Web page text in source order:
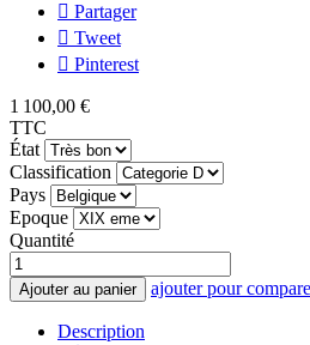
Partager
Tweet
Pinterest
1 100,00 €
TTC
État
Classification
Pays
Epoque
Quantité
Ajouter au panier ajouter pour
Description